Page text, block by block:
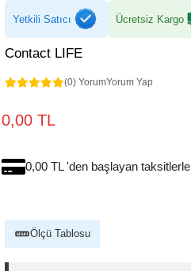
Yetkili Satıcı Ücretsiz Kargo
Contact LIFE
(0) YorumYorum Yap
0,00 TL
0,00 TL 'den başlayan taksitlerle
Ölçü Tablosu